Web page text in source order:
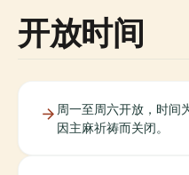
开放时间
周一至周六开放，时
因主麻祈祷而关闭。